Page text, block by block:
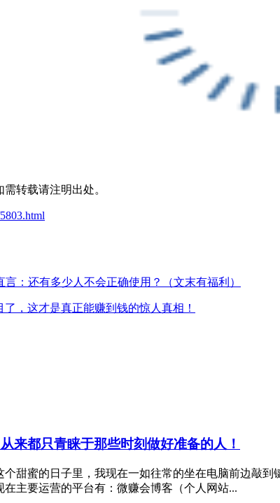
需转载请注明出处。
言：还有多少人不会正确使用？（文末有福利）
，这才是真正能赚到钱的惊人真相！
来都只青睐于那些时刻做好准备的人！
甜蜜的日子里，我现在一如往常的坐在电脑前边敲
主要运营的平台有：微赚会博客（个人网站...